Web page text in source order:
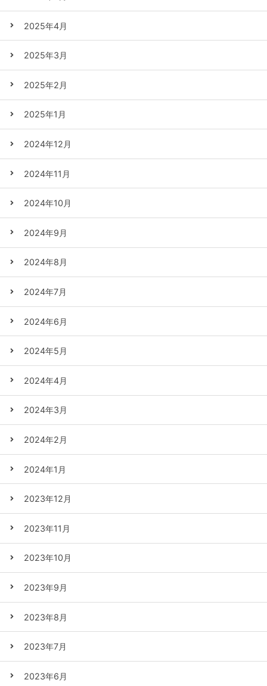
2025年4月
2025年3月
2025年2月
2025年1月
2024年12月
2024年11月
2024年10月
2024年9月
2024年8月
2024年7月
2024年6月
2024年5月
2024年4月
2024年3月
2024年2月
2024年1月
2023年12月
2023年11月
2023年10月
2023年9月
2023年8月
2023年7月
2023年6月